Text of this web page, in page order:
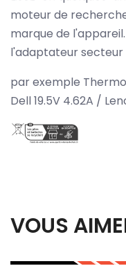
moteur de
marque de
l'adaptateur
par exemple
Dell 19.5V 4.62A /
VOUS